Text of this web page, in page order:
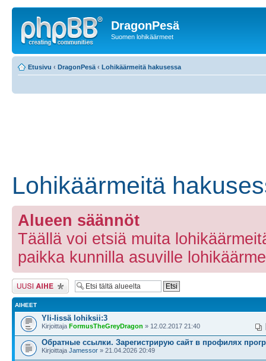
DragonPesä
Suomen lohikäärmeet
Etusivu ‹ DragonPesä ‹ Lohikäärmeitä hakusessa
Lohikäärmeitä
Alueen säännöt
Täällä voi etsiä muita
paikka kunnilla asuville
Lähetä uusi viesti
AIHEET
Yli-Iissä lohiksii:3
Kirjoittaja FormusTheGreyDragon » 12.02.2017 21:40
Обратные ссылки. Зарегистрирую сайт в профилях
Kirjoittaja Jamessor » 21.04.2026 20:49